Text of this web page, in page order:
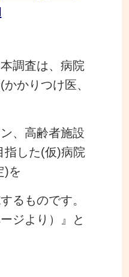
本調査は、病院
かりつけ医、
、高齢者施設
指した(仮)病院
)を
るものです。
ジより）
』
と